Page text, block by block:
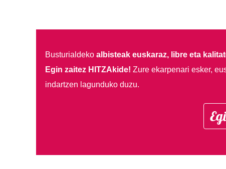
Busturialdeko albisteak euskaraz, libre eta
Egin zaitez HITZAkide! Zure ekarpenari esker,
indartzen lagunduko duzu.